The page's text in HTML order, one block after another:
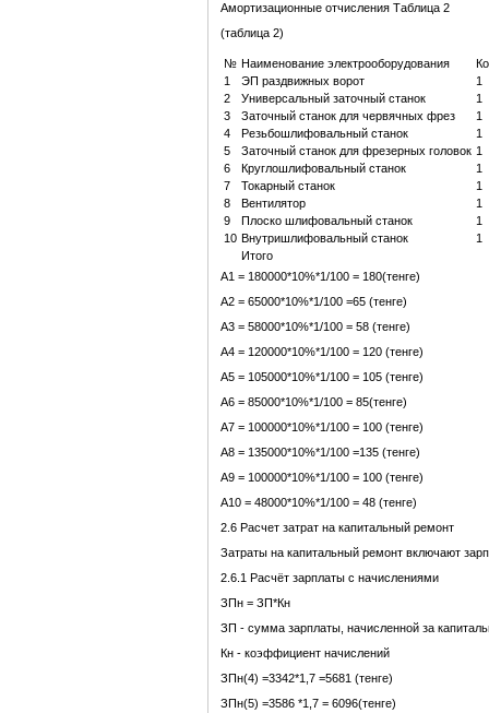
Амортизационные отчисления Таблица 2
(таблица 2)
№ Наименование электрооборудования
1
ЭП раздвижных ворот
1
2
Универсальный заточный станок
1
3
Заточный станок для червячных фрез
1
4
Резьбошлифовальный станок
1
5
Заточный станок для фрезерных головок 1
6
Круглошлифовальный станок
1
7
Токарный станок
1
8
Вентилятор
1
9
Плоско шлифовальный станок
1
10 Внутришлифовальный станок
1
Итого
А1 = 180000*10%*1/100 = 180(тенге)
А2 = 65000*10%*1/100 =65 (тенге)
А3 = 58000*10%*1/100 = 58 (тенге)
А4 = 120000*10%*1/100 = 120 (тенге)
А5 = 105000*10%*1/100 = 105 (тенге)
А6 = 85000*10%*1/100 = 85(тенге)
А7 = 100000*10%*1/100 = 100 (тенге)
А8 = 135000*10%*1/100 =135 (тенге)
А9 = 100000*10%*1/100 = 100 (тенге)
А10 = 48000*10%*1/100 = 48 (тенге)
2.6 Расчет затрат на капитальный ремонт
Затраты на капитальный ремонт включают
2.6.1 Расчёт зарплаты с начислениями
ЗПн = ЗП*Кн
ЗП - сумма зарплаты, начисленной за
Кн - коэффициент начислений
ЗПн(4) =3342*1,7 =5681 (тенге)
ЗПн(5) =3586 *1,7 = 6096(тенге)